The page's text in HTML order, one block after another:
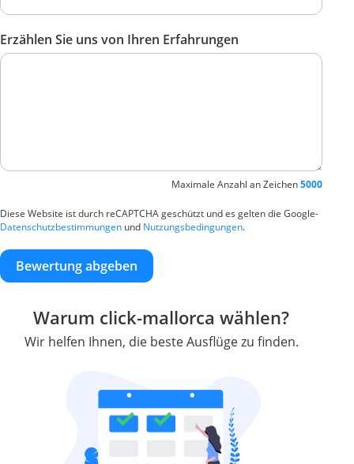
Erzählen Sie uns von Ihren Erfahrungen
Maximale Anzahl an Zeichen5000
Diese Website ist durch reCAPTCHA geschützt und es gelten die Google-
Datenschutzbestimmungen und Nutzungsbedingungen.
Bewertung abgeben
Warum click-mallorca wählen?
Wir helfen Ihnen, die beste Ausflüge zu finden.